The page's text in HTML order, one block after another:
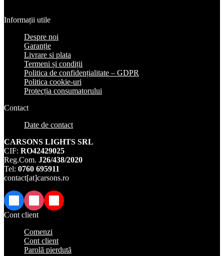
Informații utile
Despre noi
Garanție
Livrare si plata
Termeni și condiții
Politica de confidențialitate – GDPR
Politica cookie-uri
Protecția consumatorului
Contact
Date de contact
CARSONS LIGHTS SRL
CIF: RO42429025
Reg.Com. J26/438/2020
Tel: 0760 695911
contact[at]carsons.ro
FacebookInstagramTikTok
Cont client
Comenzi
Cont client
Parolă pierdută